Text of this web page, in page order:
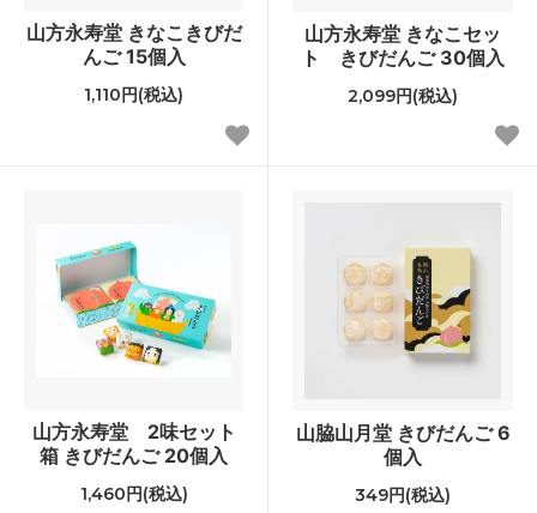
山方永寿堂 きなこきびだ
んご 15個入
1,110円(税込)
山方永寿堂 きなこセッ
ト きびだんご 30個入
2,099円(税込)
山方永寿堂 2味セット
箱 きびだんご 20個入
1,460円(税込)
山脇山月堂 きびだんご 6
個入
349円(税込)